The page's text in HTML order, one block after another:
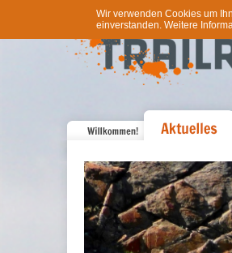
Wir verwenden Cookies um
einverstanden. Weitere